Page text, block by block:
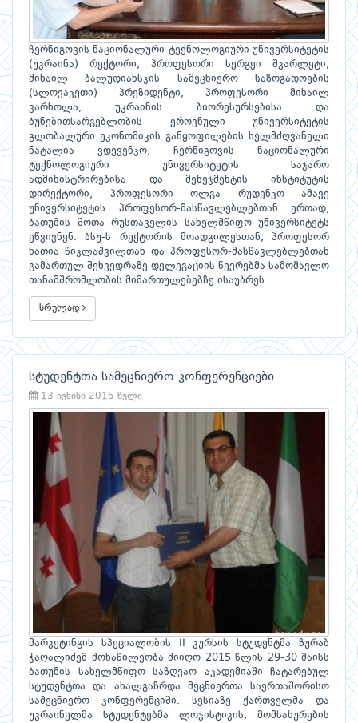
ჩერნიგოვის ნაციონალური ტექნოლოგიური უნივერსიტეტის
(უკრაინა) რექტორი, პროფესორი სერგეი შკარლეტი,
მიხაილ ბალუდიანსკის სამეცნიერო საზოგადოების
(სლოვაკეთი) პრეზიდენტი, პროფესორი მიხაილ
ვარხოლა, უკრაინის ბიორესურსებისა და
ბუნებითსარგებლობის ეროვნული უნივერსიტეტის
გლობალური ეკონომიკის განყოფილების ხელმძღვანელი
ნატალია ვდევენკო, ჩერნიგოვის ნაციონალური
ტექნოლოგიური უნივერსიტეტის საჯარო
ადმინისტრირებისა და მენეჯმენტის ინსტიტუტის
დირექტორი, პროფესორი ოლგა რუდენკო ამავე
უნივერსიტეტის პროფესორ-მასწავლებლებთან ერთად,
ბათუმის შოთა რუსთაველის სახელმწიფო უნივერსიტეტს
ეწვივნენ. ბსუ-ს რექტორის მოადგილესთან, პროფესორ
ნათია წიკლაშვილთან და პროფესორ-მასწავლებლებთან
გამართულ შეხვედრაზე დელეგაციის წევრებმა სამომავლო
თანამშრომლობის მიმართულებებზე ისაუბრეს.
სრულად
სტუდენტთა სამეცნიერო კონფერენციები
13 ივნისი 2015 წელი
მარკეტინგის სპეციალობის II კურსის სტუდენტმა ზურაბ
ჭაღალიძემ მონაწილეობა მიიღო 2015 წლის 29-30 მაისს
ბათუმის სახელმწიფო საზღვაო აკადემიაში ჩატარებულ
სტუდენტთა და ახალგაზრდა მეცნიერთა საერთაშორისო
სამეცნიერო კონფერენციში. სესიაზე ქართველმა და
უკრაინელმა სტუდენტებმა ლოჯისტიკის, მომსახურების